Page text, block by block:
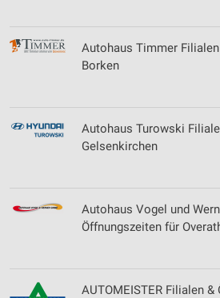
Autohaus Timmer
Borken
Autohaus Turowski
Gelsenkirchen
Autohaus Vogel und
Öffnungszeiten für
AUTOMEISTER Filialen